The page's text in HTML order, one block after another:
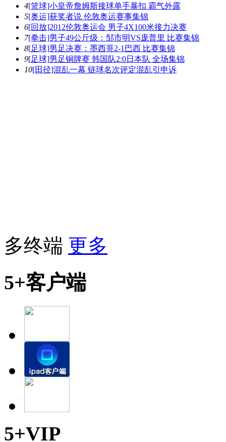
4[篮球]小皇帝詹姆斯接球单手暴扣 霸气外露
5[奥运]获奖者说 伦敦奥运赛事集锦
6[回放]2012伦敦奥运会 男子4X100米接力决赛
7[拳击]男子49公斤级：邹市明VS庞普里 比赛集锦
8[足球]男足决赛：墨西哥2-1巴西 比赛集锦
9[足球]男足铜牌赛 韩国队2:0日本队 全场集锦
10[田径]混乱一幕 链球名次评定混乱引申诉
多终端 更多
5+客户端
5+VIP